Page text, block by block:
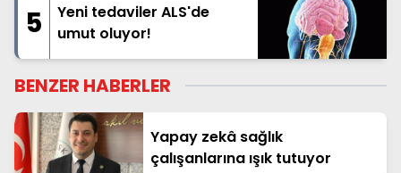
5
Yeni tedaviler ALS'de
umut oluyor!
BENZER HABERLER
Yapay zekâ sağlık
çalışanlarına ışık tutuyor